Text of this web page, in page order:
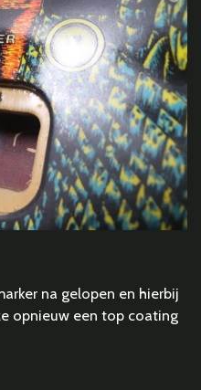
na gelopen en hierbij
opnieuw een top coating